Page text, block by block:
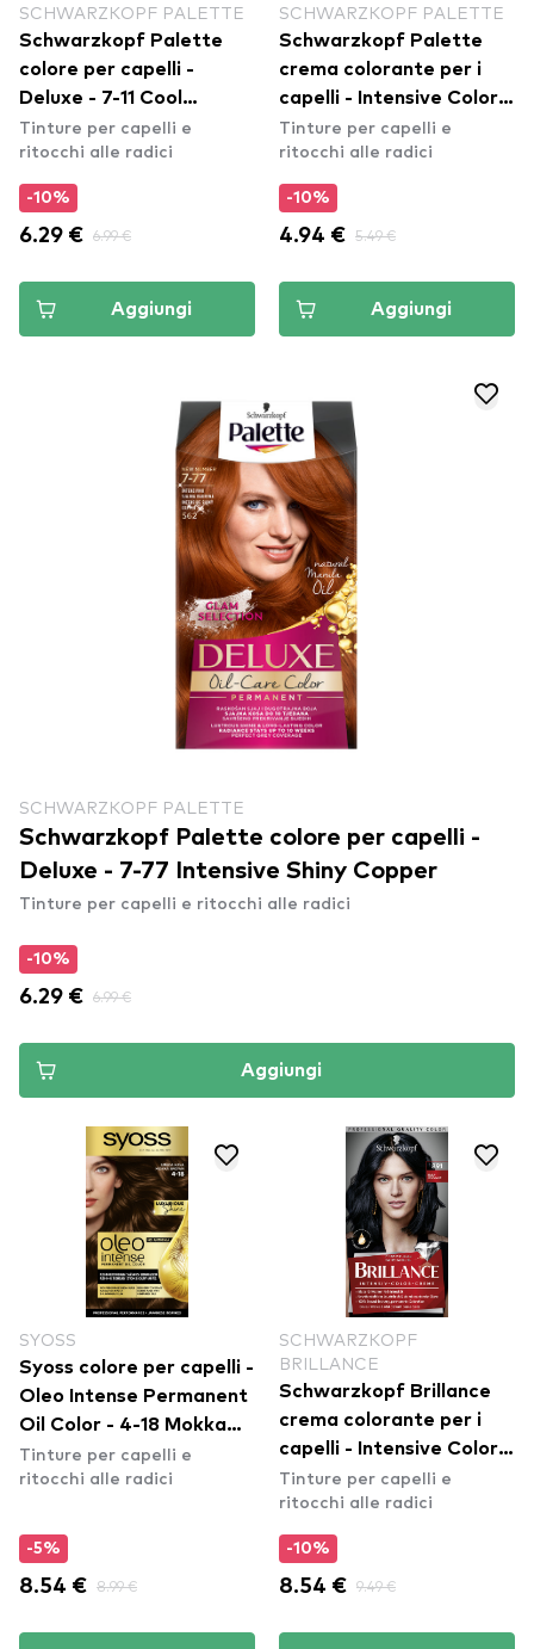
SCHWARZKOPF PALETTE
Schwarzkopf Palette
colore per capelli -
Deluxe - 7-11 Cool
Medium Blond
Tinture per capelli e
ritocchi alle radici
-10%
6.29 € 6.99 €
Aggiungi
SCHWARZKOPF PALETTE
Schwarzkopf Palette
crema colorante per i
capelli - Intensive Color
Creme - 3-68 Dark
Mahogany
Tinture per capelli e
ritocchi alle radici
-10%
4.94 € 5.49 €
Aggiungi
SCHWARZKOPF PALETTE
Schwarzkopf Palette colore per capelli -
Deluxe - 7-77 Intensive Shiny Copper
Tinture per capelli e ritocchi alle radici
-10%
6.29 € 6.99 €
Aggiungi
SYOSS
Syoss colore per capelli -
Oleo Intense Permanent
Oil Color - 4-18 Mokka
Brown
Tinture per capelli e
ritocchi alle radici
-5%
8.54 € 8.99 €
SCHWARZKOPF
BRILLANCE
Schwarzkopf Brillance
crema colorante per i
capelli - Intensive Color
Cream - 891 Blue Black
Tinture per capelli e
ritocchi alle radici
-10%
8.54 € 9.49 €